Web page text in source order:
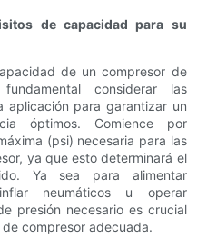
de capacidad para su
de un compresor de
considerar las
aplicación para garantizar un
óptimos. Comience por
(psi) necesaria para las
ya que esto determinará el
Ya sea para alimentar
neumáticos u operar
presión necesario es crucial
compresor adecuada.